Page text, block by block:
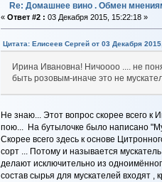
Re: Домашнее вино . Обмен
« Ответ #2 : 03 Декабря 2015, 15:22:18 »
Цитата: Елисеев Сергей от 03 Декабря
Ирина Ивановна! Ничоооо .... не
быть розовым-иначе это не
Не знаю... Этот вопрос скорее всего к
пою... На бутылочке было написано
Скорее всего здесь к основе
сорт ... Потому и называется
делают исключительно из
состав сырья для мускателей входят ,